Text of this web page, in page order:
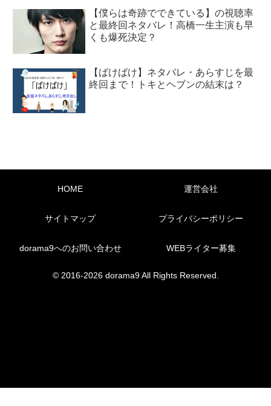
【僕らは奇跡でできている】の視聴率
と最終回ネタバレ！高橋一生主演も早
くも爆死決定？
【ばけばけ】ネタバレ・あらすじを最
終回まで！トキとヘブンの結末は？
HOME 運営会社
サイトマップ プライバシーポリシー
dorama9へのお問い合わせ WEBライター募集
© 2016-2026 dorama9 All Rights Reserved.